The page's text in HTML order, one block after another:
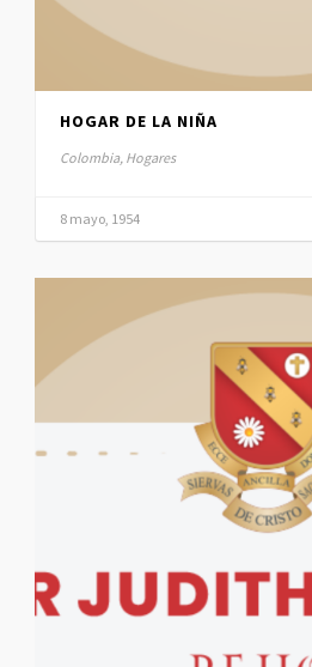
HOGAR DE LA NIÑA
Colombia, Hogares
8 mayo, 1954